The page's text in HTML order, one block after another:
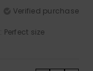
Verified purchase
: Perfect size